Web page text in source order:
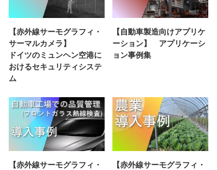
【赤外線サーモグラフィ・
サーマルカメラ】
ドイツのミュンヘン空港に
おけるセキュリティシステ
ム
【自動車製造向けアプリケ
ーション】 アプリケーシ
ョン事例集
【赤外線サーモグラフィ・
【赤外線サーモグラフィ・